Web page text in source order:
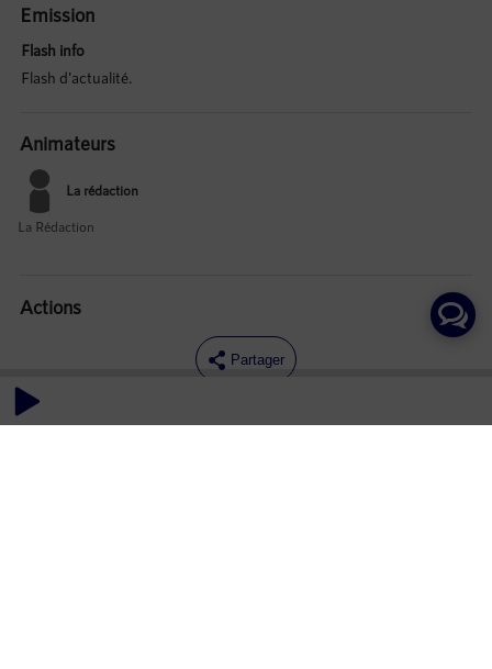
Emission
Flash info
Flash d'actualité.
Animateurs
La rédaction
La Rédaction
Actions
Partager
Commentaires